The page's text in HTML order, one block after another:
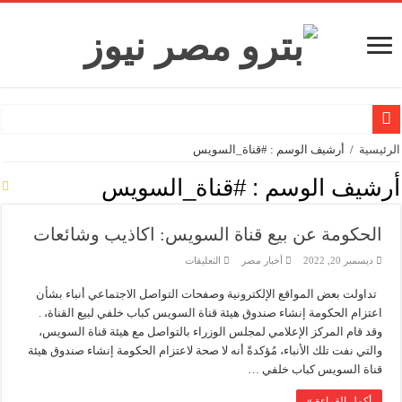
تاون جاس تسيطر علي كسر ماسورة في ترعة الإسماعيلية
وزيرا التخطيط والتنمية الاقتصادية والبترول والثروة المعدنية يبحثان جهود تحقيق أمن
شائعات وحقائق.. فحص فروع الشركات بالخارج ومعارين ميدور وظهور جبران
جنوب الوادي القابضة للبترول» تنظم لقاءً توعويًا حول إدارة الأزمات ورفع كفاءة
من ذاكرة البترول فكرة متميزة ترصد تاريخ القطاع
أكبا تبدأ تصدير 60 ألف طن من زيوت المحركات البحرية للأسواق الخارجية
سيدبك تؤكد ريادتها في جودة الخامات باعتماد عالمي جديد
وزير البترول والثروة المعدنية يبحث مع إكسون موبيل العالمية آليات تنفيذ مذكرة
رئيسا العامة وبترومنت في زيارة لحقول ابوسنان
الرئيسية / أرشيف الوسم : #قناة_السويس
أرشيف الوسم :#قناة_السويس
الحكومة عن بيع قناة السويس: اكاذيب وشائعات
ديسمبر 20, 2022 أخبار مصر التعليقاتعلى
بيع
السويس:
اكاذيب
وشائعات
مغلقة
تداولت بعض المواقع الإلكترونية وصفحات التواصل الاجتماعي أنباء بشأن
اعتزام الحكومة إنشاء صندوق هيئة قناة السويس كباب خلفي لبيع القناة، .
وقد قام المركز الإعلامي لمجلس الوزراء بالتواصل مع هيئة قناة السويس،
والتي نفت تلك الأنباء، مُؤكدةً أنه لا صحة لاعتزام الحكومة إنشاء صندوق هيئة
قناة السويس كباب خلفي …